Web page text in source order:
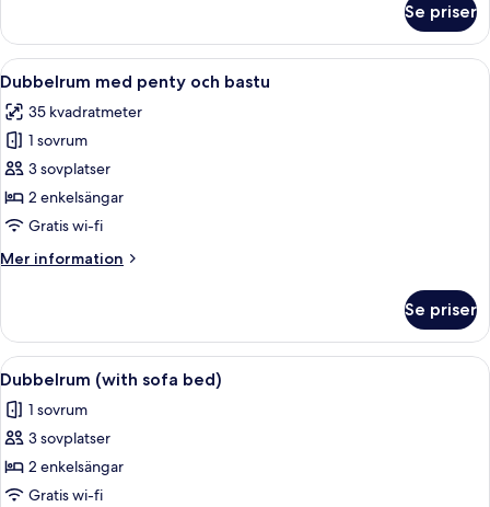
-
bastu
Se priser
Öppna
alla
foton
för
Dubbelrum
med
penty
bastu
Ett hotellrum med två sängar, ett
5
Dubbelrum med penty och bastu
35 kvadratmeter
1 sovrum
3 sovplatser
2 enkelsängar
Gratis wi-fi
Mer information
Mer
med
penty
och
Se priser
Öppna
alla
foton
för
Dubbelrum
(with
Ett hotellrum med två sängar, ett
9
Dubbelrum (with sofa bed)
1 sovrum
3 sovplatser
2 enkelsängar
Gratis wi-fi